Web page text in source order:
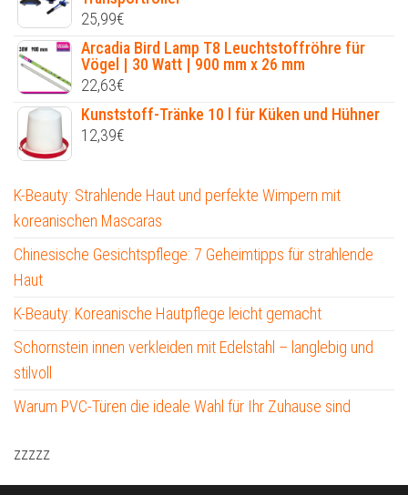
25,99€
Arcadia Bird Lamp T8 Leuchtstoffröhre für
Vögel | 30 Watt | 900 mm x 26 mm
22,63€
Kunststoff-Tränke 10 l für Küken und Hühner
12,39€
K-Beauty: Strahlende Haut und perfekte Wimpern mit
koreanischen Mascaras
Chinesische Gesichtspflege: 7 Geheimtipps für strahlende
Haut
K-Beauty: Koreanische Hautpflege leicht gemacht
Schornstein innen verkleiden mit Edelstahl – langlebig und
stilvoll
Warum PVC-Türen die ideale Wahl für Ihr Zuhause sind
zzzzz